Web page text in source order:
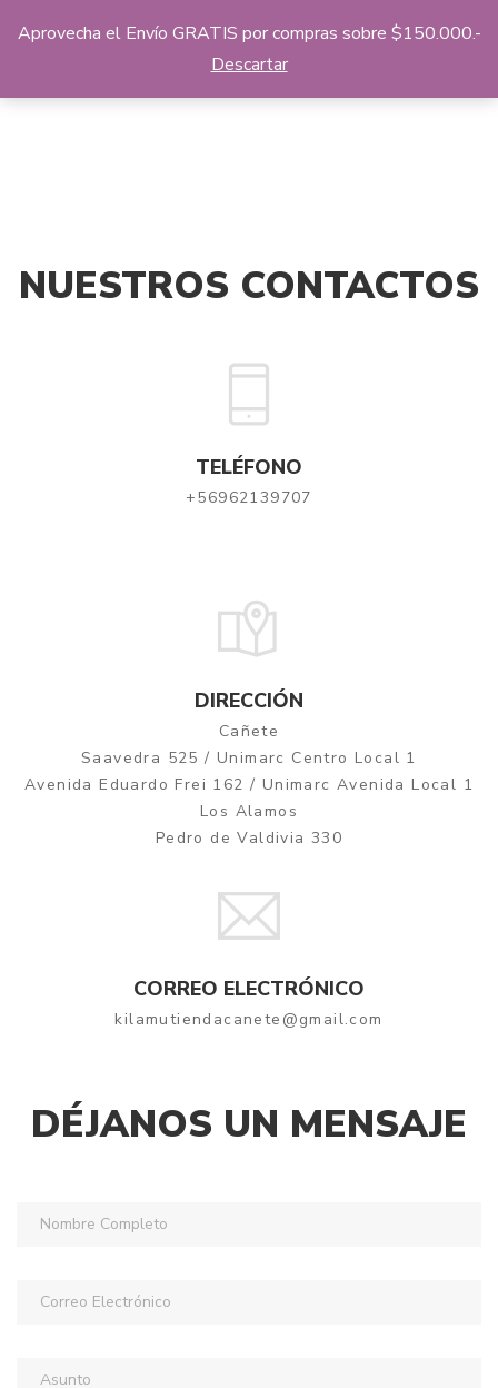
NUESTROS CONTACTOS
TELÉFONO
+56962139707
DIRECCIÓN
Cañete
Saavedra 525 / Unimarc Centro Local 1
Avenida Eduardo Frei 162 / Unimarc Avenida Local 1
Los Alamos
Pedro de Valdivia 330
CORREO ELECTRÓNICO
kilamutiendacanete@gmail.com
DÉJANOS UN MENSAJE
Aprovecha el Envío GRATIS por compras sobre $150.000.-
Descartar